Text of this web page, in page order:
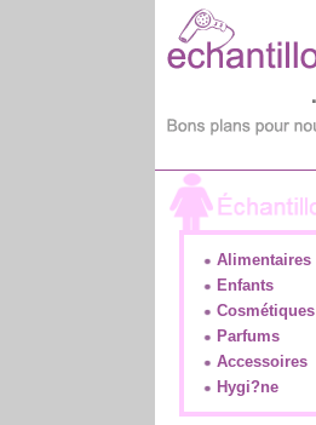
Alimentaires
Enfants
Cosmétiques
Parfums
Accessoires
Hygi?ne